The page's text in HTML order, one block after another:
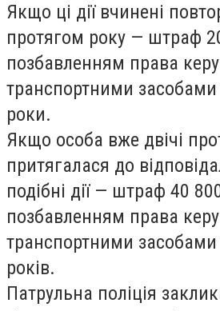
Якщо ці дії вчинені
протягом року — штраф
позбавленням права
транспортними засобами
роки.
Якщо особа вже двічі
притягалася до
подібні дії — штраф 40
позбавленням права
транспортними засобами
років.
Патрульна поліція